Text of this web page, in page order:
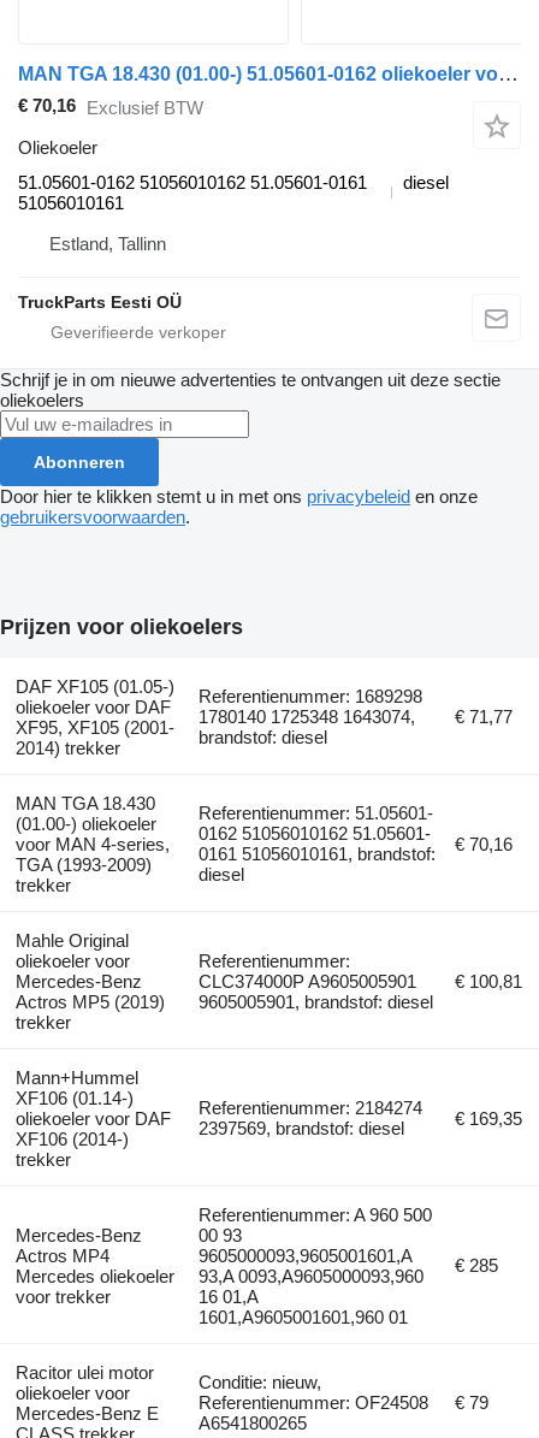
MAN TGA 18.430 (01.00-) 51.05601-0162 oliekoeler voor MAN 4-series, TGA (1993-2009) trekker
€ 70,16 Exclusief BTW
Oliekoeler
51.05601-0162 51056010162 51.05601-0161
51056010161
diesel
Estland, Tallinn
TruckParts Eesti OÜ
Schrijf je in om nieuwe advertenties te ontvangen uit deze sectie
oliekoelers
Abonneren
Door hier te klikken stemt u in met ons privacybeleid en onze
gebruikersvoorwaarden.
Prijzen voor oliekoelers
DAF XF105 (01.05-)
oliekoeler voor DAF
XF95, XF105 (2001-
2014) trekker
Referentienummer: 1689298
1780140 1725348 1643074,
brandstof: diesel
€ 71,77
MAN TGA 18.430
(01.00-) oliekoeler
voor MAN 4-series,
TGA (1993-2009)
trekker
Referentienummer: 51.05601-
0162 51056010162 51.05601-
0161 51056010161, brandstof:
diesel
€ 70,16
Mahle Original
oliekoeler voor
Mercedes-Benz
Actros MP5 (2019)
trekker
Referentienummer:
CLC374000P A9605005901
9605005901, brandstof: diesel
€ 100,81
Mann+Hummel
XF106 (01.14-)
oliekoeler voor DAF
XF106 (2014-)
trekker
Referentienummer: 2184274
2397569, brandstof: diesel
€ 169,35
Mercedes-Benz
Actros MP4
Mercedes oliekoeler
voor trekker
Referentienummer: A 960 500
00 93
9605000093,9605001601,A
93,A 0093,A9605000093,960
16 01,A
1601,A9605001601,960 01
€ 285
Racitor ulei motor
oliekoeler voor
Mercedes-Benz E
CLASS trekker
Conditie: nieuw,
Referentienummer: OF24508
A6541800265
€ 79